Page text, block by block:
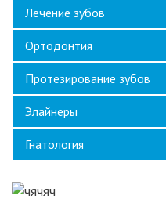
Лечение зубов
Ортодонтия
Протезирование зубов
Элайнеры
Гнатология